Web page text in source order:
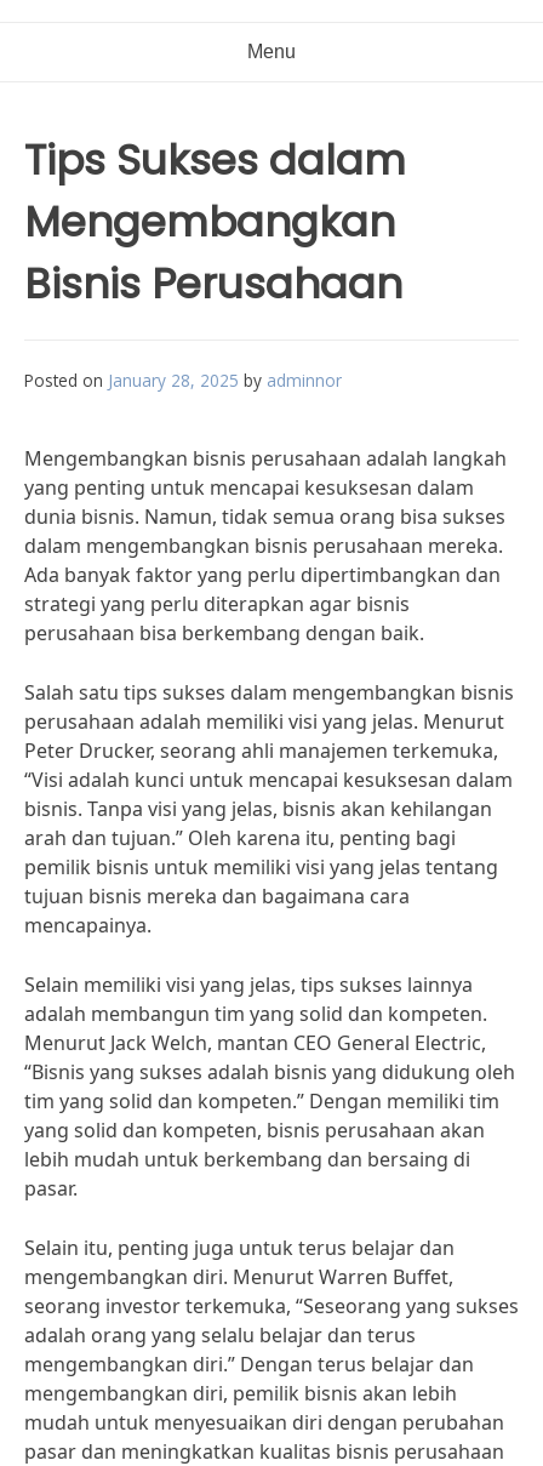
Menu
Tips Sukses dalam
Mengembangkan
Bisnis Perusahaan
Posted on January 28, 2025 by adminnor
Mengembangkan bisnis perusahaan adalah langkah
yang penting untuk mencapai kesuksesan dalam
dunia bisnis. Namun, tidak semua orang bisa sukses
dalam mengembangkan bisnis perusahaan mereka.
Ada banyak faktor yang perlu dipertimbangkan dan
strategi yang perlu diterapkan agar bisnis
perusahaan bisa berkembang dengan baik.
Salah satu tips sukses dalam mengembangkan bisnis
perusahaan adalah memiliki visi yang jelas. Menurut
Peter Drucker, seorang ahli manajemen terkemuka,
“Visi adalah kunci untuk mencapai kesuksesan dalam
bisnis. Tanpa visi yang jelas, bisnis akan kehilangan
arah dan tujuan.” Oleh karena itu, penting bagi
pemilik bisnis untuk memiliki visi yang jelas tentang
tujuan bisnis mereka dan bagaimana cara
mencapainya.
Selain memiliki visi yang jelas, tips sukses lainnya
adalah membangun tim yang solid dan kompeten.
Menurut Jack Welch, mantan CEO General Electric,
“Bisnis yang sukses adalah bisnis yang didukung oleh
tim yang solid dan kompeten.” Dengan memiliki tim
yang solid dan kompeten, bisnis perusahaan akan
lebih mudah untuk berkembang dan bersaing di
pasar.
Selain itu, penting juga untuk terus belajar dan
mengembangkan diri. Menurut Warren Buffet,
seorang investor terkemuka, “Seseorang yang sukses
adalah orang yang selalu belajar dan terus
mengembangkan diri.” Dengan terus belajar dan
mengembangkan diri, pemilik bisnis akan lebih
mudah untuk menyesuaikan diri dengan perubahan
pasar dan meningkatkan kualitas bisnis perusahaan